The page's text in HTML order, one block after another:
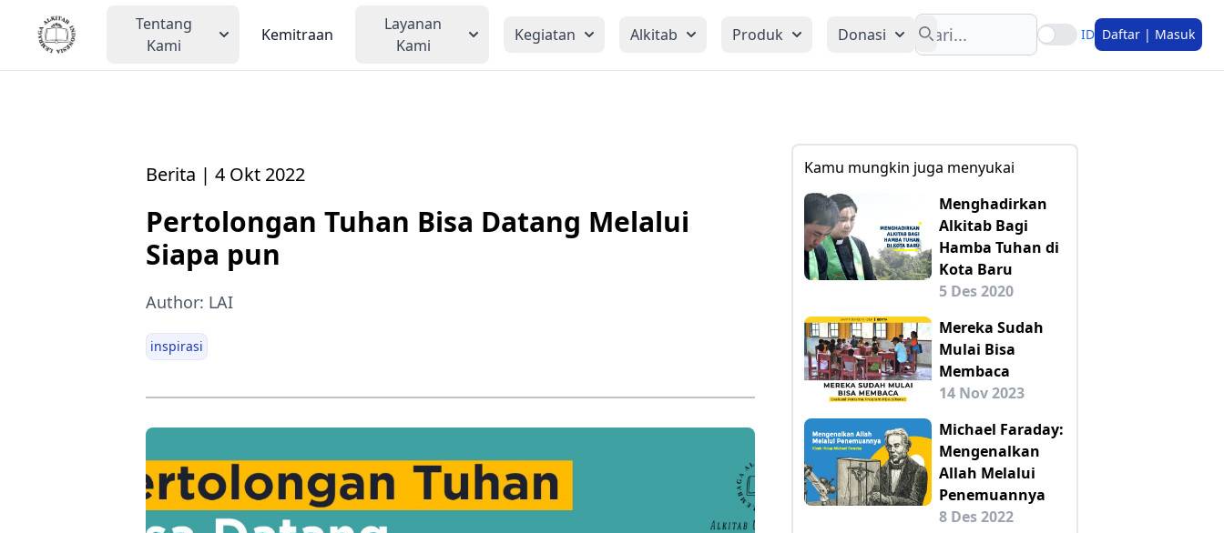
Tentang
Kami
Kemitraan
Layanan
Kami
Kegiatan Alkitab Produk Donasi
Search
ID Daftar | Masuk
Berita | 4 Okt 2022
Pertolongan Tuhan Bisa Datang Melalui
Siapa pun
Author: LAI
inspirasi
Kamu mungkin juga menyukai
Menghadirkan
Alkitab Bagi
Hamba Tuhan di
Kota Baru
5 Des 2020
Mereka Sudah
Mulai Bisa
Membaca
14 Nov 2023
Michael Faraday:
Mengenalkan
Allah Melalui
Penemuannya
8 Des 2022